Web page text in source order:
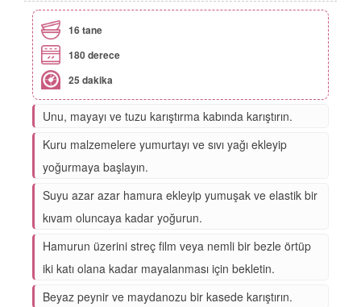
16 tane
180 derece
25 dakika
Unu, mayayı ve tuzu karıştırma kabında karıştırın.
Kuru malzemelere yumurtayı ve sıvı yağı ekleyip
yoğurmaya başlayın.
Suyu azar azar hamura ekleyip yumuşak ve elastik bir
kıvam oluncaya kadar yoğurun.
Hamurun üzerini streç film veya nemli bir bezle örtüp
iki katı olana kadar mayalanması için bekletin.
Beyaz peynir ve maydanozu bir kasede karıştırın.